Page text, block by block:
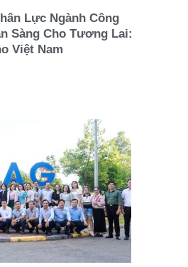
Lực Ngành Công
Sàng Cho Tương Lai:
Việt Nam